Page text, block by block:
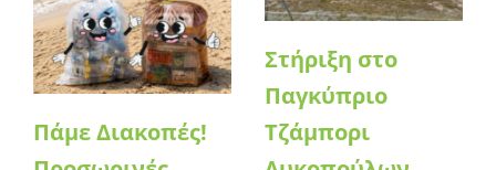
Πάμε Διακοπές!
Στήριξη στο
Παγκύπριο
Τζάμπορι